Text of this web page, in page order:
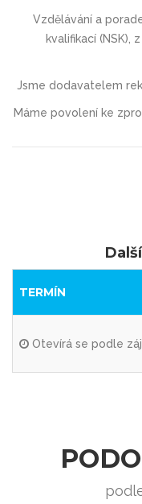
Vzdělávání a
kvalifikací (NSK),
Jsme dodavatelem
Máme povolení ke
TERMÍN
Otevírá se podle